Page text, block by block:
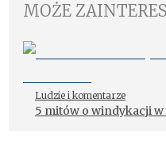
MOŻE
Ludzie i komentarze
5 mitów o windykacji w